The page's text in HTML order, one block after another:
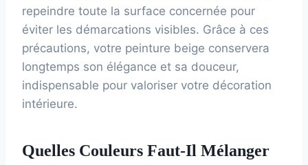
repeindre toute la surface concernée pour
éviter les démarcations visibles. Grâce à ces
précautions, votre peinture beige conservera
longtemps son élégance et sa douceur,
indispensable pour valoriser votre décoration
intérieure.
Quelles Couleurs Faut-Il Mélanger